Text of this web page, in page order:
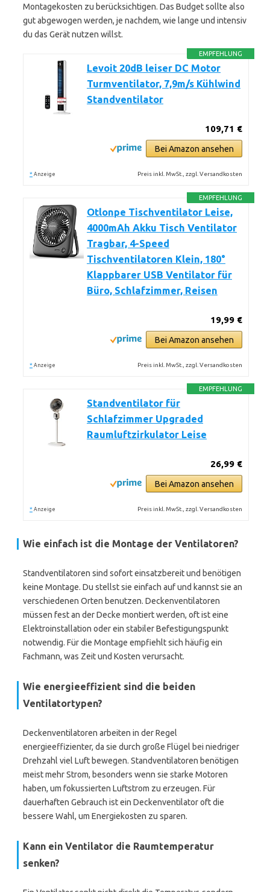
Montagekosten zu berücksichtigen. Das Budget sollte also
gut abgewogen werden, je nachdem, wie lange und intensiv
du das Gerät nutzen willst.
EMPFEHLUNG
Levoit 20dB leiser DC Motor
Turmventilator, 7,9m/s Kühlwind
Standventilator
109,71 €
Bei Amazon ansehen
* Anzeige Preis inkl. MwSt., zzgl. Versandkosten
EMPFEHLUNG
Otlonpe Tischventilator Leise,
4000mAh Akku Tisch Ventilator
Tragbar, 4-Speed
Tischventilatoren Klein, 180°
Klappbarer USB Ventilator für
Büro, Schlafzimmer, Reisen
19,99 €
Bei Amazon ansehen
* Anzeige Preis inkl. MwSt., zzgl. Versandkosten
EMPFEHLUNG
Standventilator für
Schlafzimmer Upgraded
Raumluftzirkulator Leise
26,99 €
Bei Amazon ansehen
* Anzeige Preis inkl. MwSt., zzgl. Versandkosten
Wie einfach ist die Montage der Ventilatoren?
Standventilatoren sind sofort einsatzbereit und benötigen
keine Montage. Du stellst sie einfach auf und kannst sie an
verschiedenen Orten benutzen. Deckenventilatoren
müssen fest an der Decke montiert werden, oft ist eine
Elektroinstallation oder ein stabiler Befestigungspunkt
notwendig. Für die Montage empfiehlt sich häufig ein
Fachmann, was Zeit und Kosten verursacht.
Wie energieeffizient sind die beiden
Ventilatortypen?
Deckenventilatoren arbeiten in der Regel
energieeffizienter, da sie durch große Flügel bei niedriger
Drehzahl viel Luft bewegen. Standventilatoren benötigen
meist mehr Strom, besonders wenn sie starke Motoren
haben, um fokussierten Luftstrom zu erzeugen. Für
dauerhaften Gebrauch ist ein Deckenventilator oft die
bessere Wahl, um Energiekosten zu sparen.
Kann ein Ventilator die Raumtemperatur
senken?